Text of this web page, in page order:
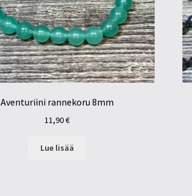
Aventuriini rannekoru 8mm
11,90€
Lue lisää